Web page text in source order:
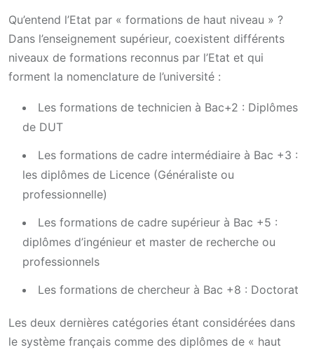
Qu’entend l’Etat par « formations de haut niveau » ?
Dans l’enseignement supérieur, coexistent différents
niveaux de formations reconnus par l’Etat et qui
forment la nomenclature de l’université :
Les formations de technicien à Bac+2 : Diplômes
de DUT
Les formations de cadre intermédiaire à Bac +3 :
les diplômes de Licence (Généraliste ou
professionnelle)
Les formations de cadre supérieur à Bac +5 :
diplômes d’ingénieur et master de recherche ou
professionnels
Les formations de chercheur à Bac +8 : Doctorat
Les deux dernières catégories étant considérées dans
le système français comme des diplômes de « haut